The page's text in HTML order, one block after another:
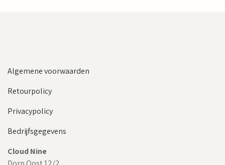
Algemene voorwaarden
Retourpolicy
Privacypolicy
Bedrijfsgegevens
Cloud Nine